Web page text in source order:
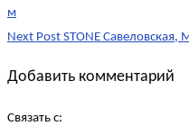
navigation
м
Next Post STONE
Добавить комментарий
Связать с: